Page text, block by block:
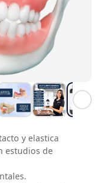
y elastica
estudios de